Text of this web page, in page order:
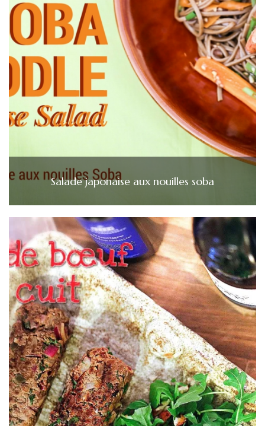
Salade japonaise aux nouilles soba